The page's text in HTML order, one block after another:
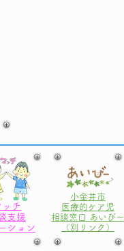
の記事
ッチ
支援
ション
小金井市
医療的ケア児
相談窓口 あいびー
​（別リンク）